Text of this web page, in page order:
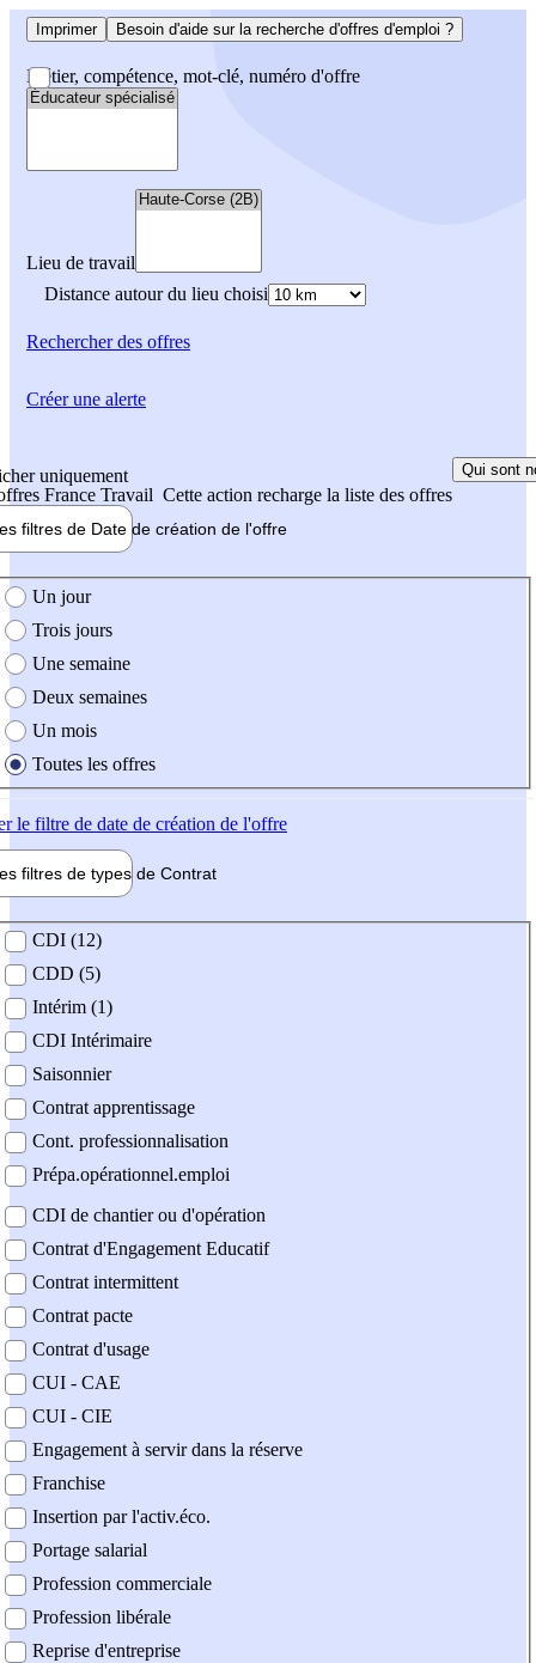
Imprimer Besoin d'aide sur la recherche d'offres d'emploi ?
Métier, compétence, mot-clé, numéro d'offre
Lieu de travail
Distance autour du lieu choisi
Rechercherdes offres
uniquement
France Travail Cette action recharge la liste des offres
Qui sont
filtres de Date de création de l'offre
création de l'offre
Un jour
Trois jours
Une semaine
Deux semaines
Un mois
Toutes les offres
le filtre de date de création de l'offre
filtres de types de Contrat
contrat
CDI (12)
CDD (5)
Intérim (1)
CDI Intérimaire
Saisonnier
Contrat apprentissage
Cont. professionnalisation
Prépa.opérationnel.emploi
CDI de chantier ou d'opération
Contrat d'Engagement Educatif
Contrat intermittent
Contrat pacte
Contrat d'usage
CUI - CAE
CUI - CIE
Engagement à servir dans la réserve
Franchise
Insertion par l'activ.éco.
Portage salarial
Profession commerciale
Profession libérale
Reprise d'entreprise
Créer une alerte